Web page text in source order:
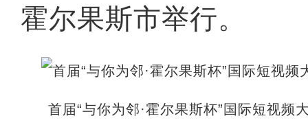
霍尔果斯市举行。
首届“与你为邻·霍尔果斯杯”国际短视频